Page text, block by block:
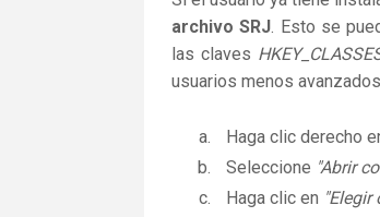
archivo SRJ. Esto se
las claves
usuarios menos
Haga clic derecho
Seleccione "Abrir
Haga clic en "Elegir